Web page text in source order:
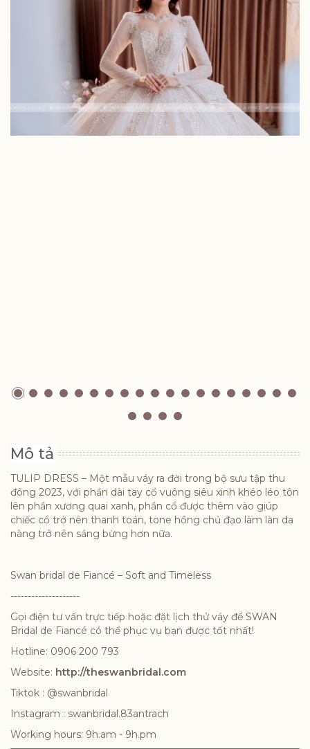
Mô tả
TULIP DRESS – Một mẫu váy ra đời trong bộ sưu tập thu
đông 2023, với phần dài tay cổ vuông siêu xinh khéo léo tôn
lên phần xương quai xanh, phần cổ được thêm vào giúp
chiếc cổ trở nên thanh toán, tone hồng chủ đạo làm làn da
nàng trở nên sáng bừng hơn nữa.
Swan bridal de Fiancé – Soft and Timeless
--------------------
Gọi điện tư vấn trực tiếp hoặc đặt lịch thử váy để SWAN
Bridal de Fiancé có thể phục vụ bạn được tốt nhất!
Hotline: 0906 200 793
Website: http://theswanbridal.com
Tiktok : @swanbridal
Instagram : swanbridal.83antrach
Working hours: 9h.am - 9h.pm